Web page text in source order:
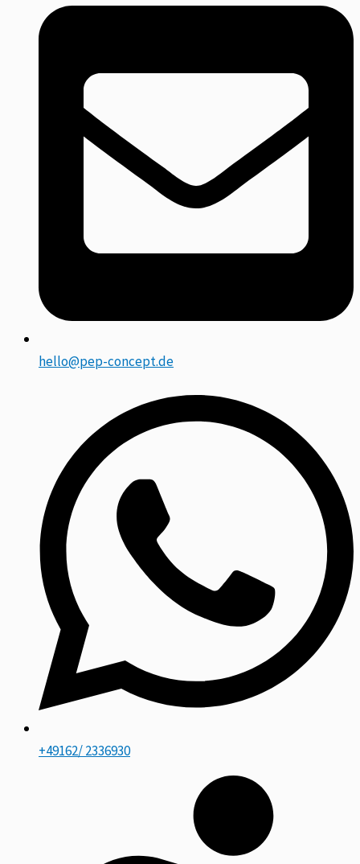
hello@pep-concept.de
+49162/ 2336930